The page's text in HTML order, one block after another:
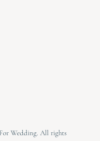
Wedding. All rights